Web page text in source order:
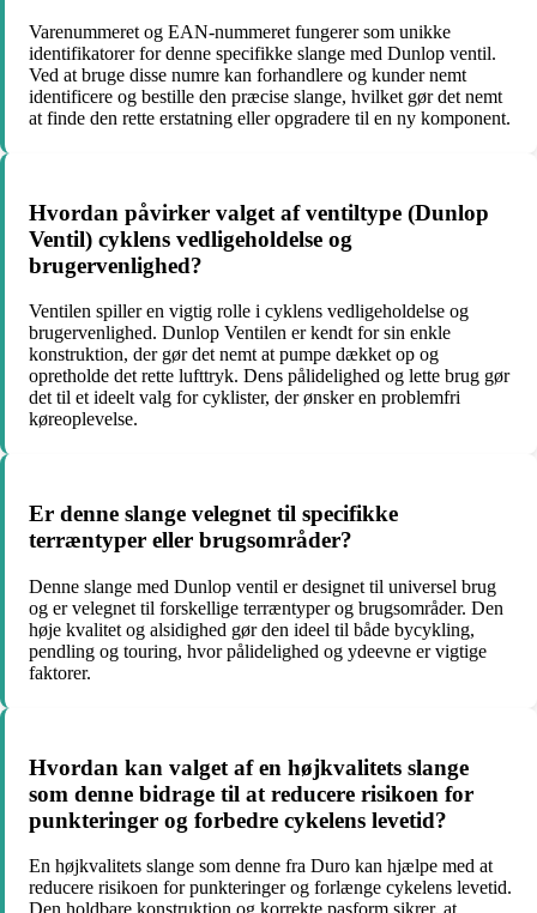
Varenummeret og EAN-nummeret fungerer som unikke
identifikatorer for denne specifikke slange med Dunlop ventil.
Ved at bruge disse numre kan forhandlere og kunder nemt
identificere og bestille den præcise slange, hvilket gør det nemt
at finde den rette erstatning eller opgradere til en ny komponent.
Hvordan påvirker valget af ventiltype (Dunlop
Ventil) cyklens vedligeholdelse og
brugervenlighed?
Ventilen spiller en vigtig rolle i cyklens vedligeholdelse og
brugervenlighed. Dunlop Ventilen er kendt for sin enkle
konstruktion, der gør det nemt at pumpe dækket op og
opretholde det rette lufttryk. Dens pålidelighed og lette brug gør
det til et ideelt valg for cyklister, der ønsker en problemfri
køreoplevelse.
Er denne slange velegnet til specifikke
terræntyper eller brugsområder?
Denne slange med Dunlop ventil er designet til universel brug
og er velegnet til forskellige terræntyper og brugsområder. Den
høje kvalitet og alsidighed gør den ideel til både bycykling,
pendling og touring, hvor pålidelighed og ydeevne er vigtige
faktorer.
Hvordan kan valget af en højkvalitets slange
som denne bidrage til at reducere risikoen for
punkteringer og forbedre cykelens levetid?
En højkvalitets slange som denne fra Duro kan hjælpe med at
reducere risikoen for punkteringer og forlænge cykelens levetid.